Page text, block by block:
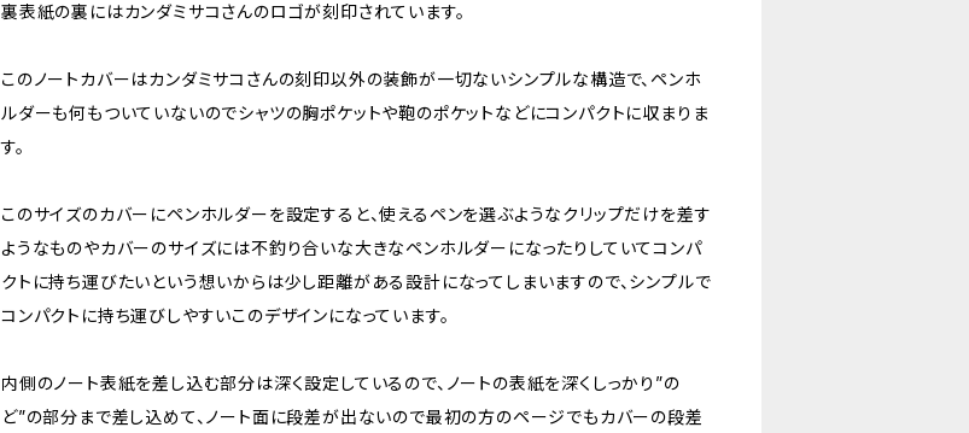
裏表紙の裏にはカンダミサコさんのロゴが刻印されています。
このノートカバーはカンダミサコさんの刻印以外の装飾が一切ないシンプルな構造で、ペンホ
ルダーも何もついていないのでシャツの胸ポケットや鞄のポケットなどにコンパクトに収まりま
す。
このサイズのカバーにペンホルダーを設定すると、使えるペンを選ぶようなクリップだけを差す
ようなものやカバーのサイズには不釣り合いな大きなペンホルダーになったりしていてコンパ
クトに持ち運びたいという想いからは少し距離がある設計になってしまいますので、シンプルで
コンパクトに持ち運びしやすいこのデザインになっています。
内側のノート表紙を差し込む部分は深く設定しているので、ノートの表紙を深くしっかり”の
ど”の部分まで差し込めて、ノート面に段差が出ないので最初の方のページでもカバーの段差